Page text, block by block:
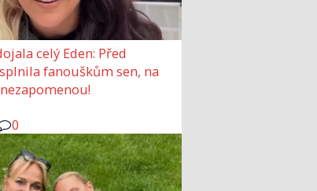
celý Eden: Před
fanouškům sen, na
0